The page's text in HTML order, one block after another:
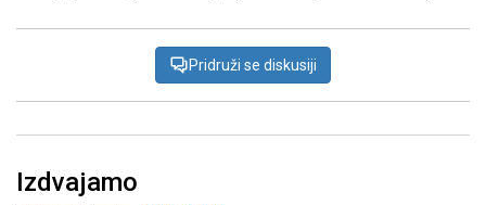
Pridruži se diskusiji
Izdvajamo